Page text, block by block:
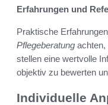
Erfahrungen und
Praktische
Pflegeberatung achten,
stellen eine wertvolle
objektiv zu bewerten
Individuelle